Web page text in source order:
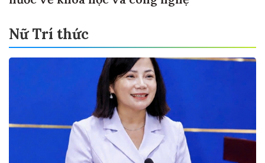
Nữ Trí thức